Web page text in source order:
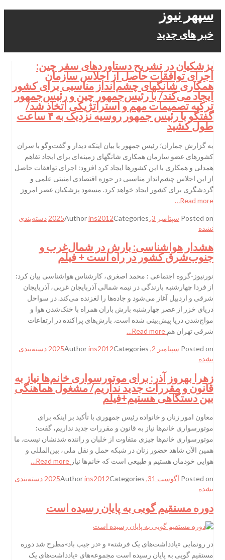
سپهر نیوز
خبر های جدید
پزشکیان در تشریح دستاوردهای سفر چین:
اجرای توافقات حاصل از اجلاس سازمان
همکاری شانگهای چشم‌انداز مناسبی برای کشور
ایجاد می‌کند/ با رئیس‌جمهور چین و رئیس‌جمهور
ترکیه تصمیمات مهم و استراتژیکی اتخاذ شد/
گفتگو با رئیس جمهور روسیه نزدیک به ۴ ساعت
طول کشید
به گزارش جماران؛ رئیس جمهور با بیان اینکه دیدار و گفت‌وگو با سران
کشورهای عضو سازمان همکاری شانگهای زمینه‌ای برای ایجاد تفاهم
همدلی و همکاری با این کشورها ایجاد کرد افزود: اجرای توافقات حاصل
از این اجلاس چشم‌انداز مناسبی در حوزه اقتصادی امنیتی علمی و
گردشگری برای کشور ایجاد خواهد کرد. مسعود پزشکیان عصر امروز
Read more…
Posted on سپتامبر 3, 2025 Authorins2012Categories
دسته‌بندی
نشده
هشدار هواشناسی: بارش در شمال‌غرب و
جنوب‌شرق کشور در راه است + فیلم
نورنیوز-گروه اجتماعی : محمد اصغری، کارشناس هواشناسی بیان کرد:
از فردا چهارشنبه بارندگی در نیمه شمالی آذربایجان غربی، آذربایجان
شرقی و اردبیل آغاز می‌شود و جاده‌ها را لغزنده می‌کند. در سواحل
دریای خزر از عصر چهارشنبه بارش باران همراه با خنک‌شدن هوا و
مواج‌شدن دریا پیش‌بینی شده است. بارش‌های پراکنده در ارتفاعات
شرقی تهران هم
Posted on سپتامبر 2, 2025 Authorins2012Categories
دسته‌بندی
نشده
زهرا بهروز آذر: برای موتورسواری خانم‌ها نیاز به
قانون و مقررات جدید نداریم/ مشغول هماهنگی
بین دستگاهی هستیم+فیلم
معاون امور زنان و خانواده رئیس جمهوری با تأکید بر اینکه برای
موتورسواری خانم‌ها نیاز به قانون و مقررات جدید نداریم، گفت:
موتورسواری خانم‌ها چیزی متفاوت از خلبان و راننده شدنشان نیست. ما
همین الآن شاهد حضور زنان در شبکه حمل و نقل ملی، بین‌المللی و
هوایی خودمان هستیم و طبیعی است که خانم‌ها نیاز
Posted on آگوست 31, 2025 Authorins2012Categories
دسته‌بندی
نشده
دوره مستقیم گویی به پایان رسیده است
در رونمایی «یادداشت‌های یک فرشته» و «در جیب باد»مطرح شد دوره
مستقیم گویی به پایان رسیده است مجموعه‌های «یادداشت‌های یک